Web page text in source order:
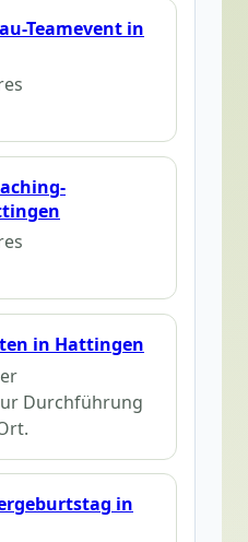
Teamevent in
in Hattingen
Durchführung
in